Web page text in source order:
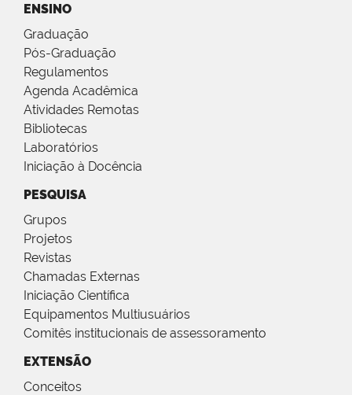
ENSINO
Graduação
Pós-Graduação
Regulamentos
Agenda Acadêmica
Atividades Remotas
Bibliotecas
Laboratórios
Iniciação à Docência
PESQUISA
Grupos
Projetos
Revistas
Chamadas Externas
Iniciação Científica
Equipamentos Multiusuários
Comitês institucionais de assessoramento
EXTENSÃO
Conceitos